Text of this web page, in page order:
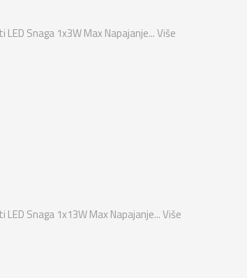
Snaga 1x3W Max Napajanje...Više
Snaga 1x13W Max Napajanje...Više